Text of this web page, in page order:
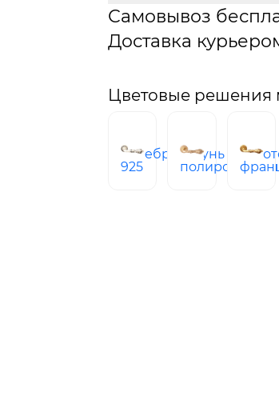
Самовывоз
Доставка
Цветовые решения
серебро
925
латунь
полированная